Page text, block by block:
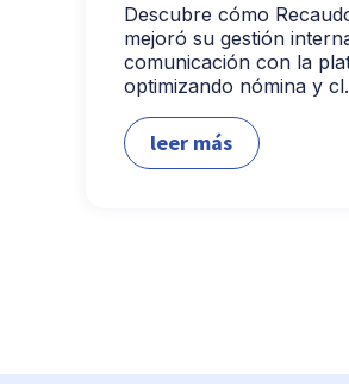
Descubre cómo
mejoró su gestión
comunicación con la
optimizando nómina y
leer más